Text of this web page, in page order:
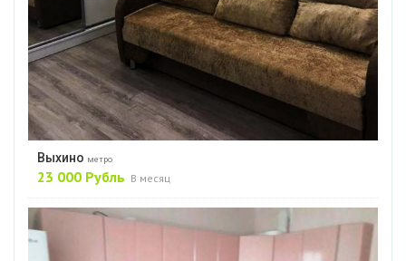
Выхино метро
23 000 Рубль В месяц